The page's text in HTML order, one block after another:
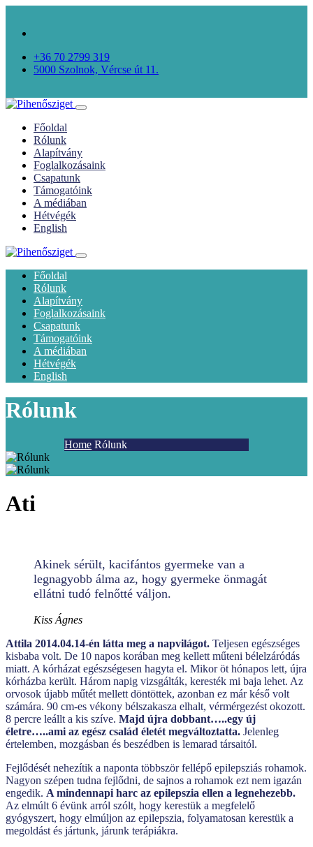
+36 70 2799 319
5000 Szolnok, Vércse út 11.
Főoldal
Rólunk
Alapítvány
Foglalkozásaink
Csapatunk
Támogatóink
A médiában
Hétvégék
English
Főoldal
Rólunk
Alapítvány
Foglalkozásaink
Csapatunk
Támogatóink
A médiában
Hétvégék
English
Rólunk
Home Rólunk
Ati
Akinek sérült, kacifántos gyermeke van a
legnagyobb álma az, hogy gyermeke önmagát
ellátni tudó felnőtté váljon.
Kiss Ágnes
Attila 2014.04.14-én látta meg a napvilágot. Teljesen egészséges
kisbaba volt. De 10 napos korában meg kellett műteni bélelzáródás
miatt. A kórházat egészségesen hagyta el. Mikor öt hónapos lett, újra
kórházba került. Három napig vizsgálták, keresték mi baja lehet. Az
orvosok újabb műtét mellett döntöttek, azonban ez már késő volt
számára. 90 cm-es vékony bélszakasza elhalt, vérmérgezést okozott.
8 percre leállt a kis szíve. Majd újra dobbant…..egy új
életre…..ami az egész család életét megváltoztatta. Jelenleg
értelemben, mozgásban és beszédben is lemarad társaitól.
Fejlődését nehezítik a naponta többször fellépő epilepsziás rohamok.
Nagyon szépen tudna fejlődni, de sajnos a rohamok ezt nem igazán
engedik. A mindennapi harc az epilepszia ellen a legnehezebb.
Az elmúlt 6 évünk arról szólt, hogy kerestük a megfelelő
gyógyszert, hogy elmúljon az epilepszia, folyamatosan kerestük a
megoldást és jártunk, járunk terápiákra.